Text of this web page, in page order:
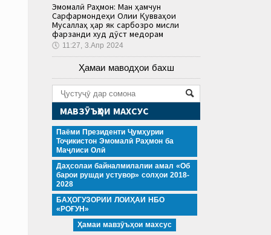
Эмомалӣ Раҳмон: Ман ҳамчун
Сарфармондеҳи Олии Қувваҳои
Мусаллаҳ ҳар як сарбозро мисли
фарзанди худ дӯст медорам
🕔 11:27, 3.Апр 2024
Ҳамаи маводҳои бахш
МАВЗӮЪҲОИ МАХСУС
Паёми Президенти Ҷумҳурии
Тоҷикистон Эмомалӣ Раҳмон ба
Маҷлиси Олӣ
Даҳсолаи байналмилалии амал «Об
барои рушди устувор» солҳои 2018-
2028
БАҲОГУЗОРИИ ЛОИҲАИ НБО
«РОҒУН»
Ҳамаи мавзӯъҳои махсус